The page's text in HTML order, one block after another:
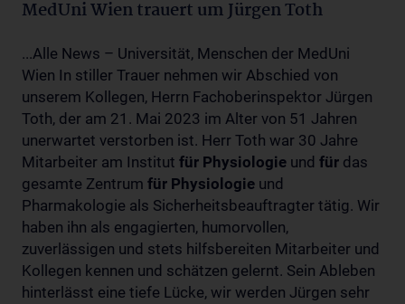
MedUni Wien trauert um Jürgen Toth
...Alle News – Universität, Menschen der MedUni
Wien In stiller Trauer nehmen wir Abschied von
unserem Kollegen, Herrn Fachoberinspektor Jürgen
Toth, der am 21. Mai 2023 im Alter von 51 Jahren
unerwartet verstorben ist. Herr Toth war 30 Jahre
Mitarbeiter am Institut für Physiologie und für das
gesamte Zentrum für Physiologie und
Pharmakologie als Sicherheitsbeauftragter tätig. Wir
haben ihn als engagierten, humorvollen,
zuverlässigen und stets hilfsbereiten Mitarbeiter und
Kollegen kennen und schätzen gelernt. Sein Ableben
hinterlässt eine tiefe Lücke, wir werden Jürgen sehr